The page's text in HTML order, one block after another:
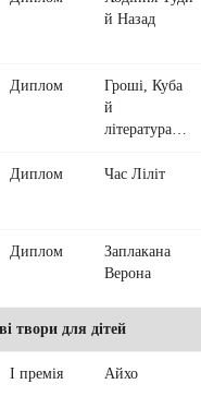
й Назад
Диплом
Гроші, Куба
й
література…
Диплом Час Ліліт
Диплом
Заплакана
Верона
твори для дітей
І премія Айхо